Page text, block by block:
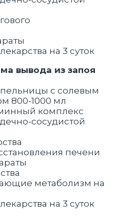
на 3 суток
вывода из запоя
с солевым
800-1000 мл
комплекс
сосудистой
печени
метаболизм на
на 3 суток